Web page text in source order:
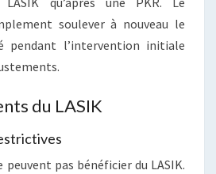
soulever à nouveau le
pendant l’intervention initiale
du LASIK
pas bénéficier du LASIK.